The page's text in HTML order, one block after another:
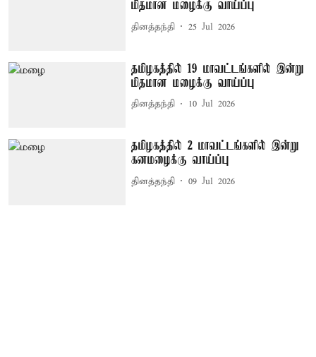
மிதமான மழைக்கு வாய்ப்பு
தினத்தந்தி 25 Jul 2026
தமிழகத்தில் 19 மாவட்டங்களில் இன்று
மிதமான மழைக்கு வாய்ப்பு
தினத்தந்தி 10 Jul 2026
தமிழகத்தில் 2 மாவட்டங்களில் இன்று
கனமழைக்கு வாய்ப்பு
தினத்தந்தி 09 Jul 2026